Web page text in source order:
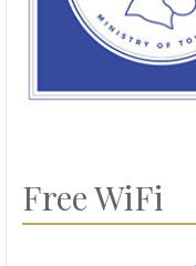
Free WiFi